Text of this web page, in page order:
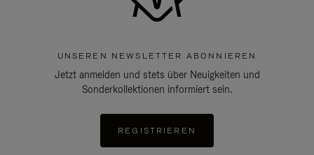
UNSEREN NEWSLETTER ABONNIEREN
Jetzt anmelden und stets über Neuigkeiten und
Sonderkollektionen informiert sein.
REGISTRIEREN